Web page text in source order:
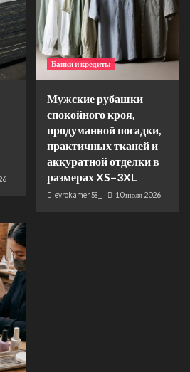
Банки и кредиты
Мужские рубашки
спокойного кроя,
продуманной посадки,
практичных тканей и
аккуратной отделки в
размерах XS–3XL
evrokamen58_ 10 июля 2026